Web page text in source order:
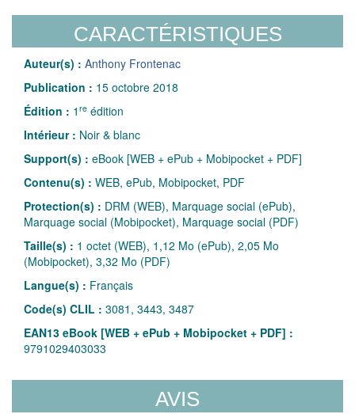
CARACTÉRISTIQUES
Auteur(s) : Anthony Frontenac
Publication : 15 octobre 2018
Édition : 1 re édition
Intérieur : Noir & blanc
Support(s) : eBook [WEB + ePub + Mobipocket + PDF]
Contenu(s) : WEB, ePub, Mobipocket, PDF
Protection(s) : DRM (WEB), Marquage social (ePub),
Marquage social (Mobipocket), Marquage social (PDF)
Taille(s) : 1 octet (WEB), 1,12 Mo (ePub), 2,05 Mo
(Mobipocket), 3,32 Mo (PDF)
Langue(s) : Français
Code(s) CLIL : 3081, 3443, 3487
EAN13 eBook [WEB + ePub + Mobipocket + PDF] :
9791029403033
AVIS